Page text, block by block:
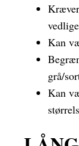
Kan
grå/
Kan